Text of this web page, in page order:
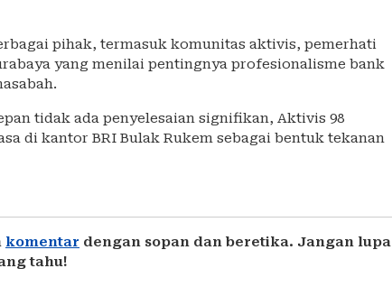
pihak, termasuk komunitas aktivis, pemerhati
yang menilai pentingnya profesionalisme bank
tidak ada penyelesaian signifikan, Aktivis 98
di kantor BRI Bulak Rukem sebagai bentuk tekanan
komentar dengan sopan dan beretika. Jangan lupa
tahu!